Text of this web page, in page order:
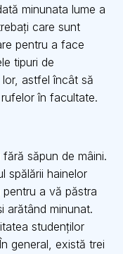
minunata lume a
care sunt
pentru a face
tipuri de
astfel încât să
în facultate.
săpun de mâini.
spălării hainelor
a vă păstra
arătând minunat.
studenților
general, există trei